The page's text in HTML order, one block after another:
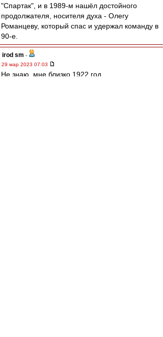
"Спартак", и в 1989-м нашёл достойного
продолжателя, носителя духа - Олегу
Романцеву, который спас и удержал команду в
90-е.
irod sm -
29 мар 2023 07:03
Не знаю, мне близко 1922 год.